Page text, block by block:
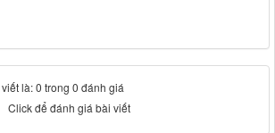
là: 0 trong 0 đánh giá
Click để đánh giá bài viết